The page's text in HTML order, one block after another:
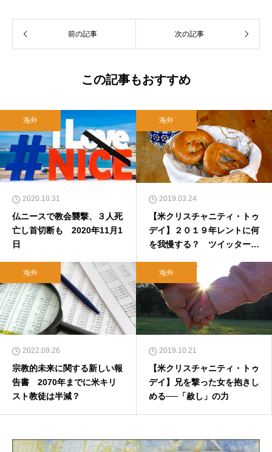
前の記事 次の記事
この記事もおすすめ
海外
2020.10.31
仏ニースで教会襲撃、３人死
亡し首切断も 2020年11月1
日
海外
2019.03.24
【米クリスチャニティ・トゥ
デイ】２０１９年レントに何
を我慢する？ ツイッターの
海外
2022.09.26
宗教的未来に関する新しい報
告書 2070年までに米キリ
スト教徒は半減？
海外
2019.10.21
【米クリスチャニティ・トゥ
デイ】兄を撃った女を抱きし
める──「赦し」の力